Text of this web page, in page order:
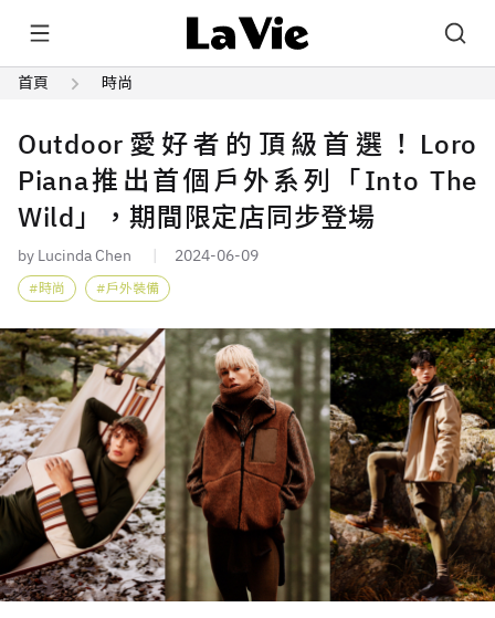
首頁 時尚
Outdoor愛好者的頂級首選！Loro
Piana推出首個戶外系列「Into The
Wild」，期間限定店同步登場
by Lucinda Chen 2024-06-09
時尚 戶外裝備